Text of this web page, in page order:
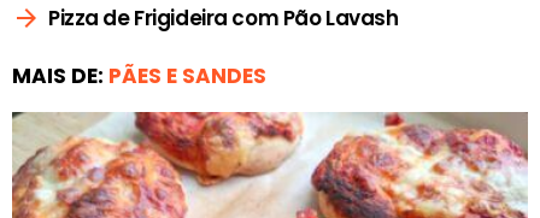
Pizza de Frigideira com Pão Lavash
MAIS DE: PÃES E SANDES